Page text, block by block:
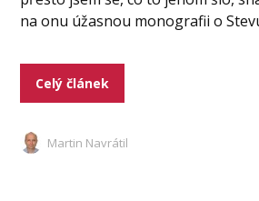
na onu úžasnou monografii o
Celý článek
Martin Navrátil